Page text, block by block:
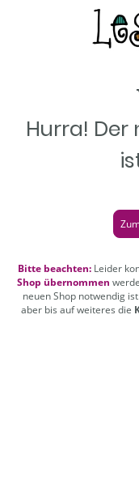
Hurra! Der
Bitte beachten:Leider
Shop übernommen
neuen Shop notwendig
aber bis auf weiteres die